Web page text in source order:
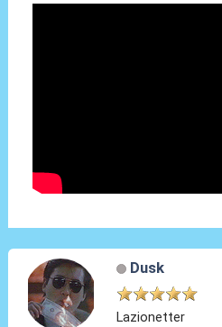
Dusk
Lazionetter